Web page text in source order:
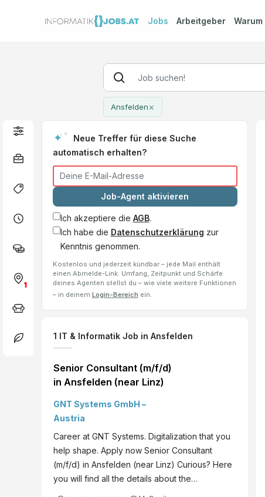
Jobs Arbeitgeber Warum
Ansfelden×
1
Neue Treffer für diese Suche
automatisch erhalten?
Job-Agent aktivieren
Ich akzeptiere die AGB.
Ich habe die Datenschutzerklärung zur
Kenntnis genommen.
Kostenlos und jederzeit kündbar – jede Mail enthält
einen Abmelde-Link. Umfang, Zeitpunkt und Schärfe
deines Agenten stellst du – wie viele weitere Funktionen
– in deinem Login-Bereich ein.
1 IT & Informatik Job in Ansfelden
Senior Consultant (m/f/d)
in Ansfelden (near Linz)
GNT Systems GmbH –
Austria
Career at GNT Systems. Digitalization that you
help shape. Apply now Senior Consultant
(m/f/d) in Ansfelden (near Linz) Curious? Here
you will find all the details about the…